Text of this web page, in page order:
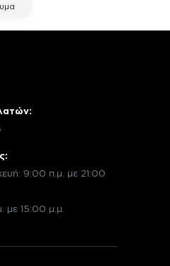
9:00 π.μ. με 21:00
με 15:00 μ.μ.